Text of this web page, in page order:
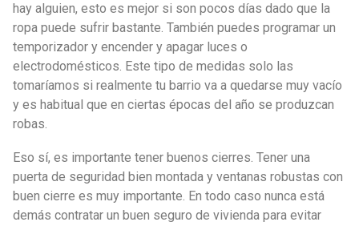
hay alguien, esto es mejor si son pocos días dado que la
ropa puede sufrir bastante. También puedes programar un
temporizador y encender y apagar luces o
electrodomésticos. Este tipo de medidas solo las
tomaríamos si realmente tu barrio va a quedarse muy vacío
y es habitual que en ciertas épocas del año se produzcan
robas.
Eso sí, es importante tener buenos cierres. Tener una
puerta de seguridad bien montada y ventanas robustas con
buen cierre es muy importante. En todo caso nunca está
demás contratar un buen seguro de vivienda para evitar